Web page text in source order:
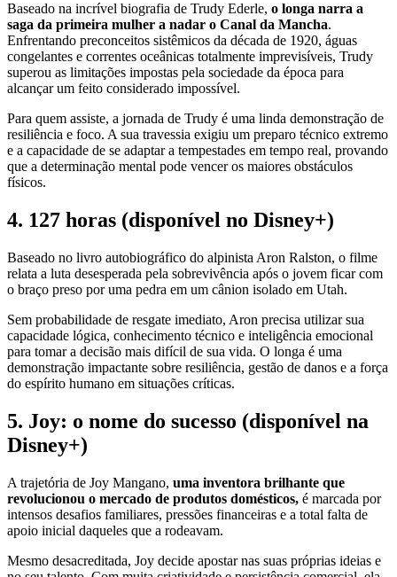
Baseado na incrível biografia de Trudy Ederle, o longa narra a
saga da primeira mulher a nadar o Canal da Mancha.
Enfrentando preconceitos sistêmicos da década de 1920, águas
congelantes e correntes oceânicas totalmente imprevisíveis, Trudy
superou as limitações impostas pela sociedade da época para
alcançar um feito considerado impossível.
Para quem assiste, a jornada de Trudy é uma linda demonstração de
resiliência e foco. A sua travessia exigiu um preparo técnico extremo
e a capacidade de se adaptar a tempestades em tempo real, provando
que a determinação mental pode vencer os maiores obstáculos
físicos.
4. 127 horas (disponível no Disney+)
Baseado no livro autobiográfico do alpinista Aron Ralston, o filme
relata a luta desesperada pela sobrevivência após o jovem ficar com
o braço preso por uma pedra em um cânion isolado em Utah.
Sem probabilidade de resgate imediato, Aron precisa utilizar sua
capacidade lógica, conhecimento técnico e inteligência emocional
para tomar a decisão mais difícil de sua vida. O longa é uma
demonstração impactante sobre resiliência, gestão de danos e a força
do espírito humano em situações críticas.
5. Joy: o nome do sucesso (disponível na
Disney+)
A trajetória de Joy Mangano, uma inventora brilhante que
revolucionou o mercado de produtos domésticos, é marcada por
intensos desafios familiares, pressões financeiras e a total falta de
apoio inicial daqueles que a rodeavam.
Mesmo desacreditada, Joy decide apostar nas suas próprias ideias e